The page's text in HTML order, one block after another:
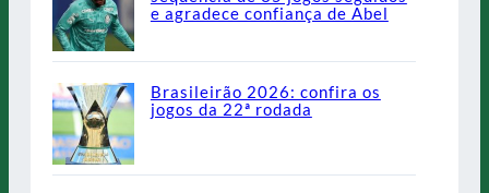
e agradece confiança de Abel
Brasileirão 2026: confira os
jogos da 22ª rodada